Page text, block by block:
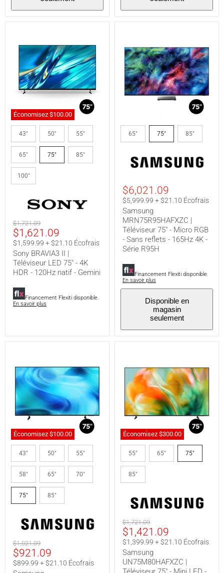
Économisez $100.00
Sony
BRAVIA3
|
Téléviseur
LED
75"
120Hz
natif
Gemini
43" 50" 55"
65" 75" 85"
100"
Prix
original
$1,721.09
Prix
actuel
$1,621.09
$1,599.99 + $21.10 Écofrais
Sony BRAVIA3 II |
Téléviseur LED 75" - 4K
HDR - 120Hz natif - Gemini
Financement Flexiti disponible.
En savoir plus
Samsung
MRN75R95HAFXZC
Sans
reflets
165Hz
4K
Série
R95H
65" 75" 85"
$6,021.09
$5,999.99 + $21.10 Écofrais
Samsung
MRN75R95HAFXZC |
Téléviseur 75" - Micro RGB
- Sans reflets - 165Hz 4K -
Série R95H
Financement Flexiti disponible.
En savoir plus
Disponible en
magasin
seulement
Économisez $100.00
Samsung
UN75U8000HFXZC
|
Téléviseur
DEL
75"
Crystal
60Hz
Série
U8000H
43" 50" 55"
58" 65" 70"
75" 85"
Prix
original
$1,021.09
Prix
actuel
$921.09
$899.99 + $21.10 Écofrais
Économisez $300.00
Samsung
UN75M80HAFXZC
|
Téléviseur
75"
-
LED
144Hz
Série
M80H
55" 65" 75"
85"
Prix
original
$1,721.09
Prix
actuel
$1,421.09
$1,399.99 + $21.10 Écofrais
Samsung
UN75M80HAFXZC |